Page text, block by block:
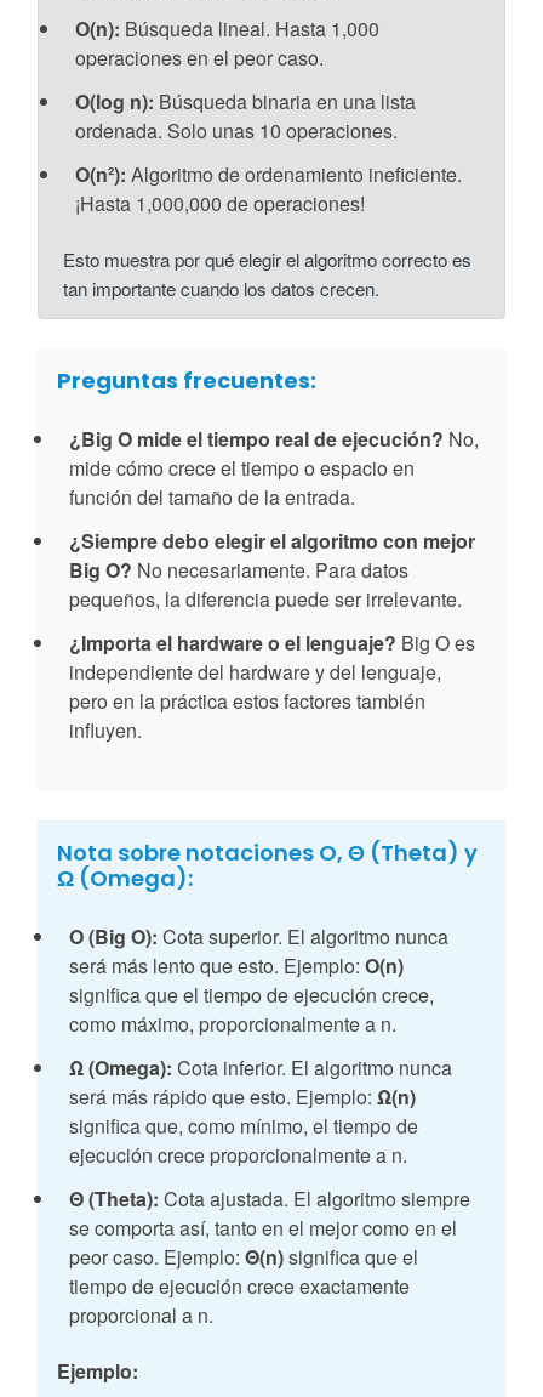
O(n): Búsqueda lineal. Hasta 1,000
operaciones en el peor caso.
O(log n): Búsqueda binaria en una lista
ordenada. Solo unas 10 operaciones.
O(n²): Algoritmo de ordenamiento ineficiente.
¡Hasta 1,000,000 de operaciones!
Esto muestra por qué elegir el algoritmo correcto es
tan importante cuando los datos crecen.
Preguntas frecuentes:
¿Big O mide el tiempo real de ejecución? No,
mide cómo crece el tiempo o espacio en
función del tamaño de la entrada.
¿Siempre debo elegir el algoritmo con mejor
Big O? No necesariamente. Para datos
pequeños, la diferencia puede ser irrelevante.
¿Importa el hardware o el lenguaje? Big O es
independiente del hardware y del lenguaje,
pero en la práctica estos factores también
influyen.
Nota sobre notaciones O, Θ (Theta) y
Ω (Omega):
O (Big O): Cota superior. El algoritmo nunca
será más lento que esto. Ejemplo: O(n)
significa que el tiempo de ejecución crece,
como máximo, proporcionalmente a n.
Ω (Omega): Cota inferior. El algoritmo nunca
será más rápido que esto. Ejemplo: Ω(n)
significa que, como mínimo, el tiempo de
ejecución crece proporcionalmente a n.
Θ (Theta): Cota ajustada. El algoritmo siempre
se comporta así, tanto en el mejor como en el
peor caso. Ejemplo: Θ(n)significa que el
tiempo de ejecución crece exactamente
proporcional a n.
Ejemplo: